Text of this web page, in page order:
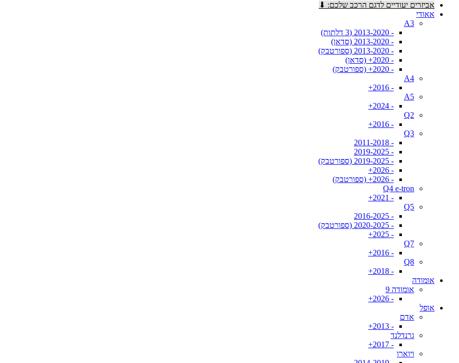
אביזרים יעודיים לדגם הרכב שלכם: ⬇
אאודי
A3
- 2013-2020 (3 דלתות)
- 2013-2020 (סדאן)
- 2013-2020 (ספורטבק)
- 2020+ (סדאן)
- 2020+ (ספורטבק)
A4
- 2016+
A5
- 2024+
Q2
- 2016+
Q3
- 2011-2018
- 2019-2025
- 2019-2025 (ספורטבק)
- 2026+
- 2026+ (ספורטבק)
Q4 e-tron
- 2021+
Q5
- 2016-2025
- 2020-2025 (ספורטבק)
- 2025+
Q7
- 2016+
Q8
- 2018+
אומודה
אומודה 9
- 2026+
אופל
אדם
- 2013+
גרנדלנד
- 2017+
ויוארו